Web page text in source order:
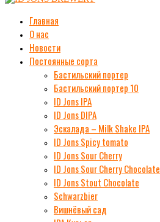
Главная
О нас
Новости
Постоянные сорта
Бастильский портер
Бастильский портер 10
ID Jons IPA
ID Jons DIPA
Эскалада – Milk Shake IPA
ID Jons Spicy tomato
ID Jons Sour Cherry
ID Jons Sour Cherry Chocolate
ID Jons Stout Chocolate
Schwarzbier
Вишнёвый сад